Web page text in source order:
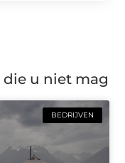
die u niet mag
BEDRIJVEN